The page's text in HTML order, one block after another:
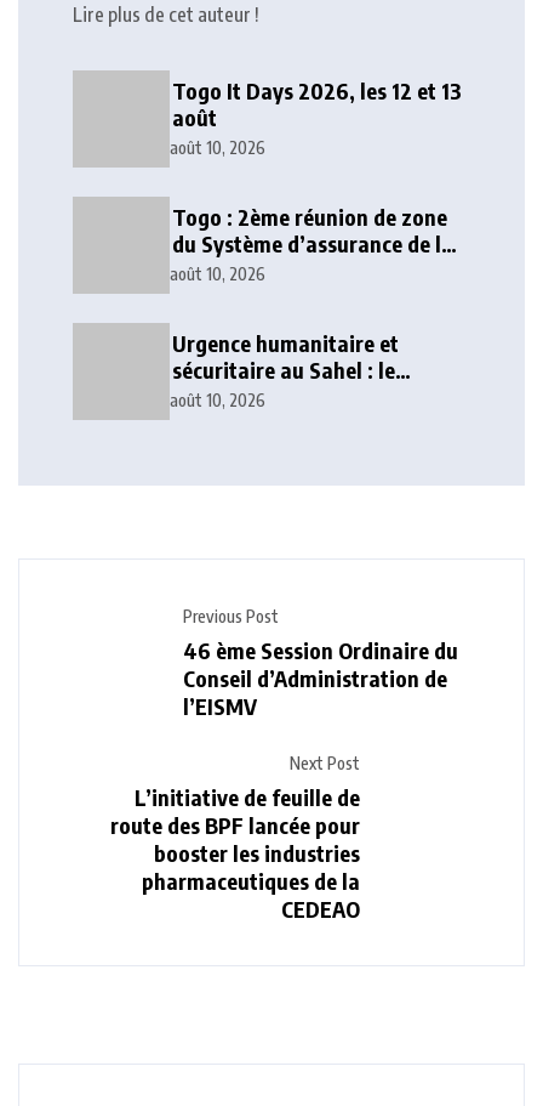
Lire plus de cet auteur !
Togo It Days 2026, les 12 et 13
août
août 10, 2026
Togo : 2ème réunion de zone
du Système d’assurance de la
Carte Brune Cedeao
août 10, 2026
Urgence humanitaire et
sécuritaire au Sahel : le
Conseil de paix et de sécurité
août 10, 2026
Previous Post
46 ème Session Ordinaire du
Conseil d’Administration de
l’EISMV
Next Post
L’initiative de feuille de
route des BPF lancée pour
booster les industries
pharmaceutiques de la
CEDEAO